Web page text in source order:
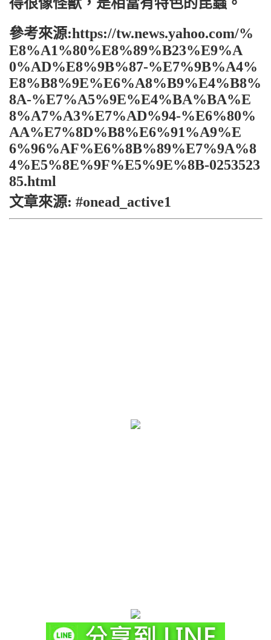
參考來源:https://tw.news.yahoo.com/%
E8%A1%80%E8%89%B23%E9%A
0%AD%E8%9B%87-%E7%9B%A4%
E8%B8%9E%E6%A8%B9%E4%B8%
8A-%E7%A5%9E%E4%BA%BA%E
8%A7%A3%E7%AD%94-%E6%80%
AA%E7%8D%B8%E6%91%A9%E
6%96%AF%E6%8B%89%E7%9A%8
4%E5%8E%9F%E5%9E%8B-0253523
85.html
文章來源: #onead_active1